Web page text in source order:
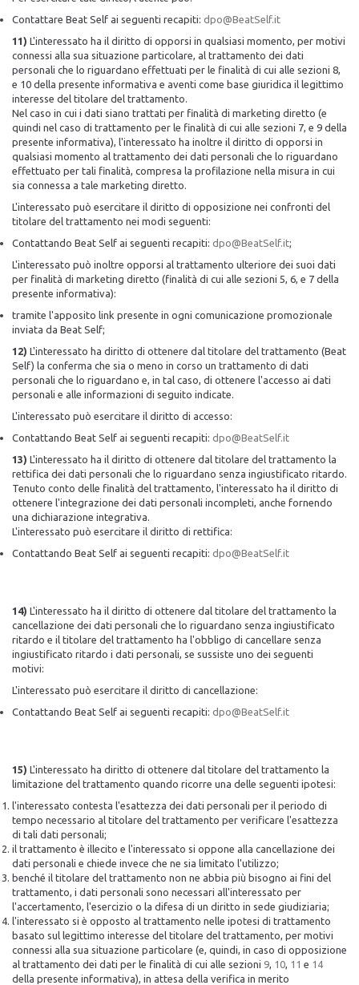
Contattare Beat Self ai seguenti recapiti: dpo@BeatSelf.it
11) L'interessato ha il diritto di opporsi in qualsiasi momento, per motivi
connessi alla sua situazione particolare, al trattamento dei dati
personali che lo riguardano effettuati per le finalità di cui alle sezioni 8,
e 10 della presente informativa e aventi come base giuridica il legittimo
interesse del titolare del trattamento.
Nel caso in cui i dati siano trattati per finalità di marketing diretto (e
quindi nel caso di trattamento per le finalità di cui alle sezioni 7, e 9 della
presente informativa), l'interessato ha inoltre il diritto di opporsi in
qualsiasi momento al trattamento dei dati personali che lo riguardano
effettuato per tali finalità, compresa la profilazione nella misura in cui
sia connessa a tale marketing diretto.
L'interessato può esercitare il diritto di opposizione nei confronti del
titolare del trattamento nei modi seguenti:
Contattando Beat Self ai seguenti recapiti: dpo@BeatSelf.it;
L'interessato può inoltre opporsi al trattamento ulteriore dei suoi dati
per finalità di marketing diretto (finalità di cui alle sezioni 5, 6, e 7 della
presente informativa):
tramite l'apposito link presente in ogni comunicazione promozionale
inviata da Beat Self;
12) L'interessato ha diritto di ottenere dal titolare del trattamento (Beat
Self) la conferma che sia o meno in corso un trattamento di dati
personali che lo riguardano e, in tal caso, di ottenere l'accesso ai dati
personali e alle informazioni di seguito indicate.
L'interessato può esercitare il diritto di accesso:
Contattando Beat Self ai seguenti recapiti: dpo@BeatSelf.it
13) L'interessato ha il diritto di ottenere dal titolare del trattamento la
rettifica dei dati personali che lo riguardano senza ingiustificato ritardo.
Tenuto conto delle finalità del trattamento, l'interessato ha il diritto di
ottenere l'integrazione dei dati personali incompleti, anche fornendo
una dichiarazione integrativa.
L'interessato può esercitare il diritto di rettifica:
Contattando Beat Self ai seguenti recapiti: dpo@BeatSelf.it
14) L'interessato ha il diritto di ottenere dal titolare del trattamento la
cancellazione dei dati personali che lo riguardano senza ingiustificato
ritardo e il titolare del trattamento ha l'obbligo di cancellare senza
ingiustificato ritardo i dati personali, se sussiste uno dei seguenti
motivi:
L'interessato può esercitare il diritto di cancellazione:
Contattando Beat Self ai seguenti recapiti: dpo@BeatSelf.it
15) L'interessato ha diritto di ottenere dal titolare del trattamento la
limitazione del trattamento quando ricorre una delle seguenti ipotesi:
l'interessato contesta l'esattezza dei dati personali per il periodo di
tempo necessario al titolare del trattamento per verificare l'esattezza
di tali dati personali;
il trattamento è illecito e l'interessato si oppone alla cancellazione dei
dati personali e chiede invece che ne sia limitato l'utilizzo;
benché il titolare del trattamento non ne abbia più bisogno ai fini del
trattamento, i dati personali sono necessari all'interessato per
l'accertamento, l'esercizio o la difesa di un diritto in sede giudiziaria;
l'interessato si è opposto al trattamento nelle ipotesi di trattamento
basato sul legittimo interesse del titolare del trattamento, per motivi
connessi alla sua situazione particolare (e, quindi, in caso di opposizione
al trattamento dei dati per le finalità di cui alle sezioni 9, 10, 11 e 14
della presente informativa), in attesa della verifica in merito